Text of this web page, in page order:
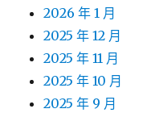
2026 年 1 月
2025 年 12 月
2025 年 11 月
2025 年 10 月
2025 年 9 月